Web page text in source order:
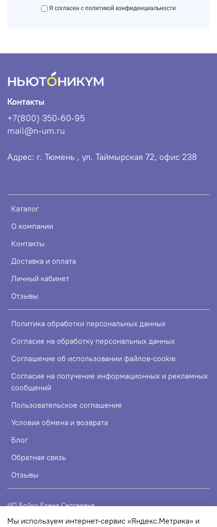
Я согласен с политикой конфиденциальности
Каталог
О компании
Контакты
Доставка и оплата
Личный кабинет
Отзывы
Политика обработки персональных данных
Согласие на обработку персональных данных
Соглашение об использовании файлов-cookie
Согласие на получение информационных и рекламных
сообщений
Пользовательское соглашение
Условия обмена и возврата
Блог
Обратная связь
Отзывы
Контакты
+7(800) 350-60-95
mail@n-um.ru
Адрес: г. Тюмень , ул. Таймырская 72, офис 238
ИП Бойко Елена Сергеевна
ИНН 720319113307
Мы используем интернет-сервис «Яндекс.Метрика» и